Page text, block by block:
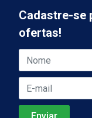
Cadastre-se
ofertas!